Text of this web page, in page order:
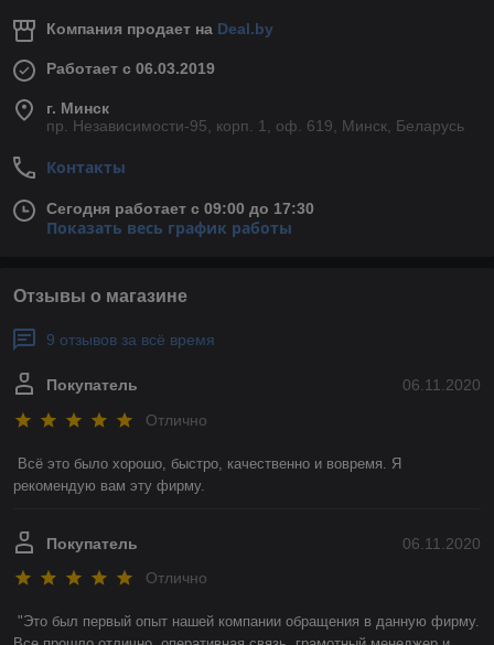
Компания продает на Deal.by
Работает с 06.03.2019
г. Минск
пр. Независимости-95, корп. 1, оф. 619, Минск, Беларусь
Контакты
Сегодня работает с 09:00 до 17:30
Показать весь график работы
Отзывы о магазине
9 отзывов за всё время
06.11.2020
Покупатель
Отлично
Всё это было хорошо, быстро, качественно и вовремя. Я
рекомендую вам эту фирму.
06.11.2020
Покупатель
Отлично
"Это был первый опыт нашей компании обращения в данную фирму.